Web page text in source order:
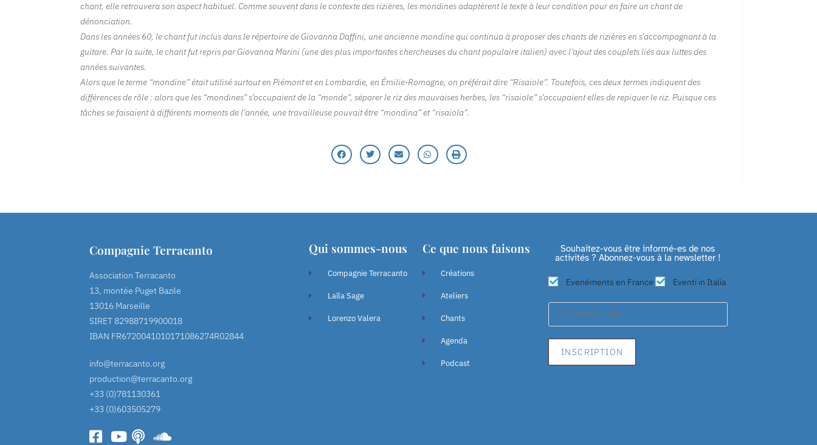
chant, elle retrouvera son aspect habituel. Comme souvent dans le contexte des rizières, les mondines adaptèrent le texte à leur condition pour en faire un chant de
dénonciation.
Dans les années 60, le chant fut inclus dans le répertoire de Giovanna Daffini, une ancienne mondine qui continua à proposer des chants de rizières en s’accompagnant à la
guitare. Par la suite, le chant fut repris par Giovanna Marini (une des plus importantes chercheuses du chant populaire italien) avec l’ajout des couplets liés aux luttes des
années suivantes.
Alors que le terme “mondine” était utilisé surtout en Piémont et en Lombardie, en Émilie-Romagne, on préférait dire “Risaiole”. Toutefois, ces deux termes indiquent des
différences de rôle : alors que les “mondines” s’occupaient de la “monde”, séparer le riz des mauvaises herbes, les “risaiole” s’occupaient elles de repiquer le riz. Puisque ces
tâches se faisaient à différents moments de l’année, une travailleuse pouvait être “mondina” et “risaiola”.
Compagnie Terracanto
Association Terracanto
13, montée Puget Bazile
13016 Marseille
SIRET 82988719900018
IBAN FR6720041010171086274R02844
info@terracanto.org
production@terracanto.org
+33 (0)781130361
+33 (0)603505279
Qui sommes-nous
Compagnie Terracanto
Laïla Sage
Lorenzo Valera
Ce que nous faisons
Créations
Ateliers
Chants
Agenda
Podcast
Souhaitez-vous être informé-es de nos
activités ? Abonnez-vous à la newsletter !
Evenéments en France Eventi in Italia